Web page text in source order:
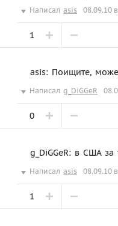
Написал asis 08.09.10
1
asis: Поищите,
Написал g_DiGGeR
0
g_DiGGeR: в США за
Написал asis 08.09.10
1